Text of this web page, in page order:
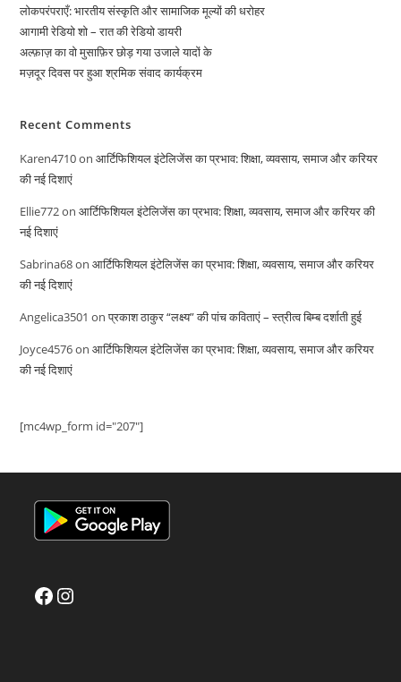
लोकपरंपराएँ: भारतीय संस्कृति और सामाजिक मूल्यों की धरोहर
आगामी रेडियो शो – रात की रेडियो डायरी
अल्फ़ाज़ का वो मुसाफ़िर छोड़ गया उजाले यादों के
मज़दूर दिवस पर हुआ श्रमिक संवाद कार्यक्रम
Recent Comments
Karen4710onआर्टिफिशियल इंटेलिजेंस का प्रभाव: शिक्षा, व्यवसाय, समाज और करियर
की नई दिशाएं
Ellie772onआर्टिफिशियल इंटेलिजेंस का प्रभाव: शिक्षा, व्यवसाय, समाज और करियर की
नई दिशाएं
Sabrina68onआर्टिफिशियल इंटेलिजेंस का प्रभाव: शिक्षा, व्यवसाय, समाज और करियर
की नई दिशाएं
Angelica3501 onप्रकाश ठाकुर “लक्ष्य” की पांच कविताएं – स्त्रीत्व बिम्ब दर्शाती हुई
Joyce4576onआर्टिफिशियल इंटेलिजेंस का प्रभाव: शिक्षा, व्यवसाय, समाज और करियर
की नई दिशाएं
[mc4wp_form id="207"]
FacebookInstagram